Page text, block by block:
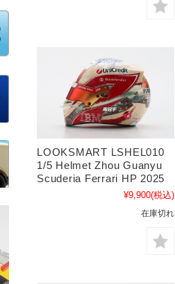
LOOKSMART LSHEL010
1/5 Helmet Zhou Guanyu
Scuderia Ferrari HP 2025
¥9,900(税込)
在庫切れ